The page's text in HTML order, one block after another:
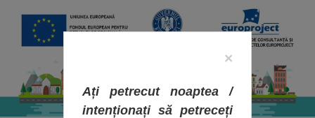
×
Ați petrecut noaptea /
intenționați să petreceți